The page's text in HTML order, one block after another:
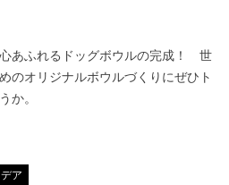
あふれるドッグボウルの完成！ 世
のオリジナルボウルづくりにぜひト
か。
ア